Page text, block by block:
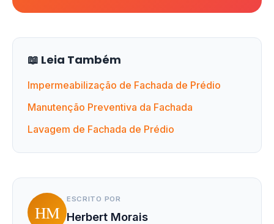
📖 Leia Também
Impermeabilização de Fachada de Prédio
Manutenção Preventiva da Fachada
Lavagem de Fachada de Prédio
HM
ESCRITO POR
Herbert Morais